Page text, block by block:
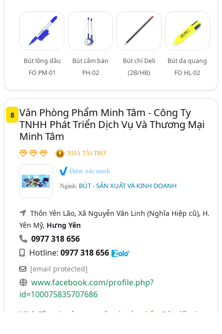
Bút lông dầu
FO PM-01
Bút cắm bàn
PH-02
Bút chì Deli
(2B/HB)
Bút dạ quang
FO HL-02
8 Văn Phòng Phẩm Minh Tâm - Công Ty
TNHH Phát Triển Dịch Vụ Và Thương Mại
Minh Tâm
NHÀ TÀI TRỢ
Được xác minh
Ngành: BÚT - SẢN XUẤT VÀ KINH DOANH
Thôn Yên Lão, Xã Nguyễn Văn Linh (Nghĩa Hiệp cũ), H.
Yên Mỹ, Hưng Yên
0977 318 656
Hotline:0977 318 656
[email protected]
www.facebook.com/profile.php?
id=100075835707686
Minh Tâm chuyên cung cấp các sản phẩm Bút viết
phục